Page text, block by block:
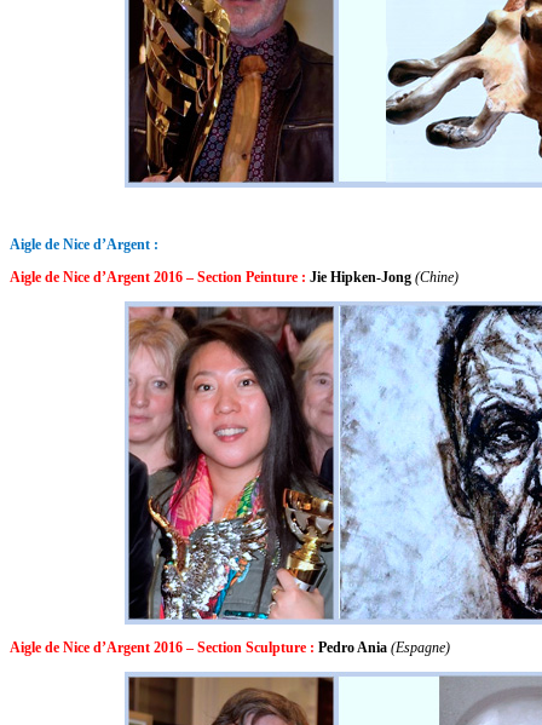
Aigle de Nice d’Argent :
Aigle de Nice d’Argent 2016 – Section Peinture : Jie Hipken-Jong (Chine)
Aigle de Nice d’Argent 2016 – Section Sculpture : Pedro Ania (Espagne)